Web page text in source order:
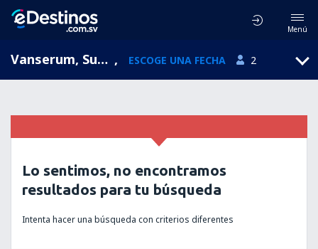
Menú
Vanserum, Suecia , ESCOGE UNA FECHA 2
Lo sentimos, no encontramos
resultados para tu búsqueda
Intenta hacer una búsqueda con criterios diferentes